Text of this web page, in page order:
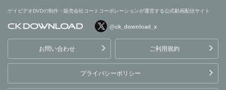
ゲイビデオDVDの制作・販売会社コートコーポレーションが運営する公式動画配信サイト
ョンが運営する公式動画配
信サイト
@ck_download_x
お問い合わせ ご利用規約
プライバシーポリシー